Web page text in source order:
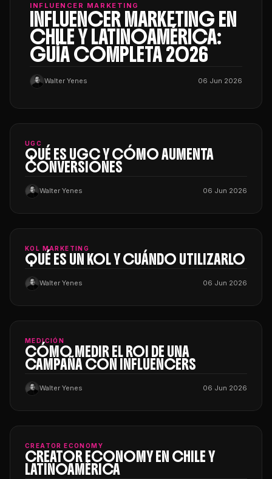
INFLUENCER MARKETING
INFLUENCER MARKETING EN
CHILE Y LATINOAMÉRICA:
GUÍA COMPLETA 2026
Walter Yenes 06 Jun 2026
UGC
QUÉ ES UGC Y CÓMO AUMENTA
CONVERSIONES
Walter Yenes 06 Jun 2026
KOL MARKETING
QUÉ ES UN KOL Y CUÁNDO UTILIZARLO
Walter Yenes 06 Jun 2026
MEDICIÓN
CÓMO MEDIR EL ROI DE UNA
CAMPAÑA CON INFLUENCERS
Walter Yenes 06 Jun 2026
CREATOR ECONOMY
CREATOR ECONOMY EN CHILE Y
LATINOAMÉRICA